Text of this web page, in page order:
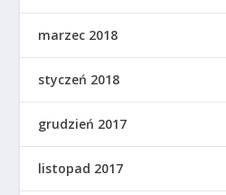
marzec 2018
styczeń 2018
grudzień 2017
listopad 2017